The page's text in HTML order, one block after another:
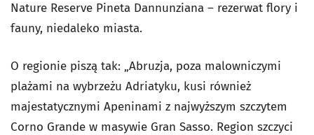
Nature Reserve Pineta Dannunziana – rezerwat flory i
fauny, niedaleko miasta.
O regionie piszą tak: „Abruzja, poza malowniczymi
plażami na wybrzeżu Adriatyku, kusi również
majestatycznymi Apeninami z najwyższym szczytem
Corno Grande w masywie Gran Sasso. Region szczyci